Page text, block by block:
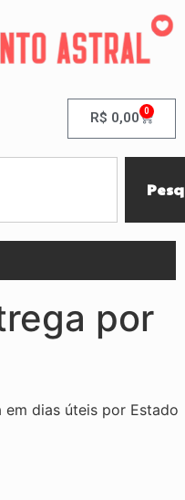
R$ 0,00 0
por
dias úteis por Estado